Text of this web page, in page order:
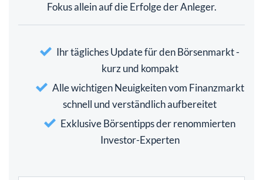
Fokus allein auf die Erfolge der Anleger.
Ihr tägliches Update für den Börsenmarkt -
kurz und kompakt
Alle wichtigen Neuigkeiten vom Finanzmarkt
schnell und verständlich aufbereitet
Exklusive Börsentipps der renommierten
Investor-Experten